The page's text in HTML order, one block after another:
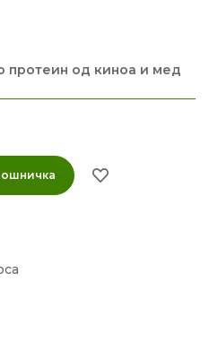
протеин од киноа и мед